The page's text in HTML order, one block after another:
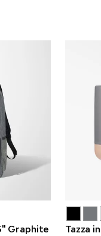
Graphite
Tazza